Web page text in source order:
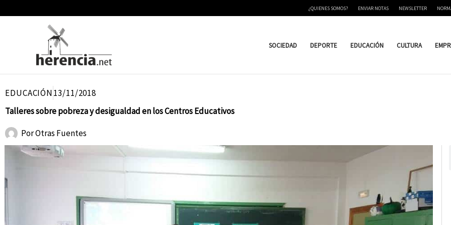
¿QUIENES SOMOS? ENVIAR NOTAS NEWSLETTER
SOCIEDAD DEPORTE EDUCACIÓN CULTURA
EDUCACIÓN13/11/2018
Talleres sobre pobreza y desigualdad en los Centros Educativos
PorOtras Fuentes